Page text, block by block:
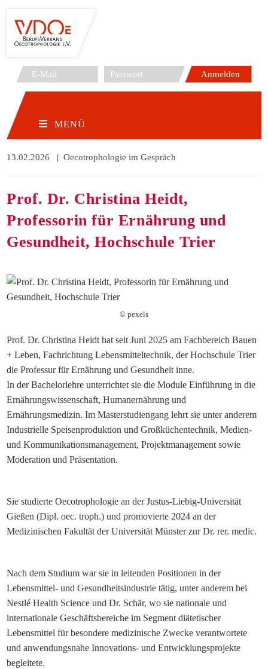
Inhalt
springen
MENÜ
Beitrag
13.02.2026
Beitrags-
Oecotrophologie im Gespräch
Prof. Dr. Christina Heidt,
Professorin für Ernährung und
Gesundheit, Hochschule Trier
© pexels
Prof. Dr. Christina Heidt hat seit Juni 2025 am Fachbereich Bauen
+ Leben, Fachrichtung Lebensmitteltechnik, der Hochschule Trier
die Professur für Ernährung und Gesundheit inne.
In der Bachelorlehre unterrichtet sie die Module Einführung in die
Ernährungswissenschaft, Humanernährung und
Ernährungsmedizin. Im Masterstudiengang lehrt sie unter anderem
Industrielle Speisenproduktion und Großküchentechnik, Medien-
und Kommunikationsmanagement, Projektmanagement sowie
Moderation und Präsentation.
Sie studierte Oecotrophologie an der Justus-Liebig-Universität
Gießen (Dipl. oec. troph.) und promovierte 2024 an der
Medizinischen Fakultät der Universität Münster zur Dr. rer. medic.
Nach dem Studium war sie in leitenden Positionen in der
Lebensmittel- und Gesundheitsindustrie tätig, unter anderem bei
Nestlé Health Science und Dr. Schär, wo sie nationale und
internationale Geschäftsbereiche im Segment diätetischer
Lebensmittel für besondere medizinische Zwecke verantwortete
und anwendungsnahe Innovations- und Entwicklungsprojekte
begleitete.